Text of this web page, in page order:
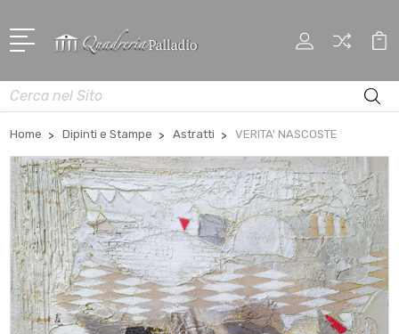
Cerca
Home Dipinti e Stampe Astratti VERITA' NASCOSTE